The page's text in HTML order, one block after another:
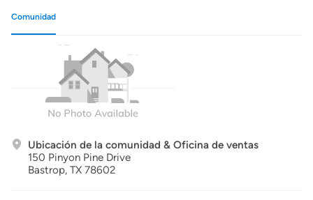
Comunidad
Ubicación de la comunidad & Oficina de ventas
150 Pinyon Pine Drive
Bastrop, TX 78602